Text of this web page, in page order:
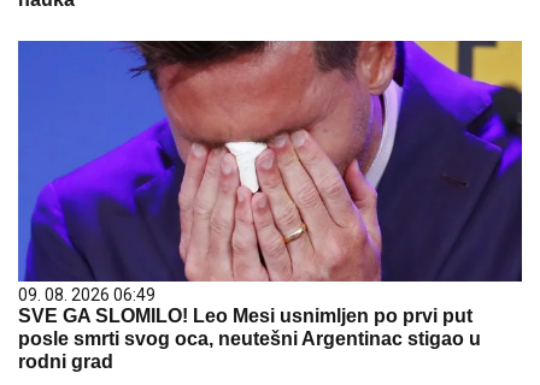
09. 08. 2026 06:49
SVE GA SLOMILO! Leo Mesi usnimljen po prvi put
posle smrti svog oca, neutešni Argentinac stigao u
rodni grad